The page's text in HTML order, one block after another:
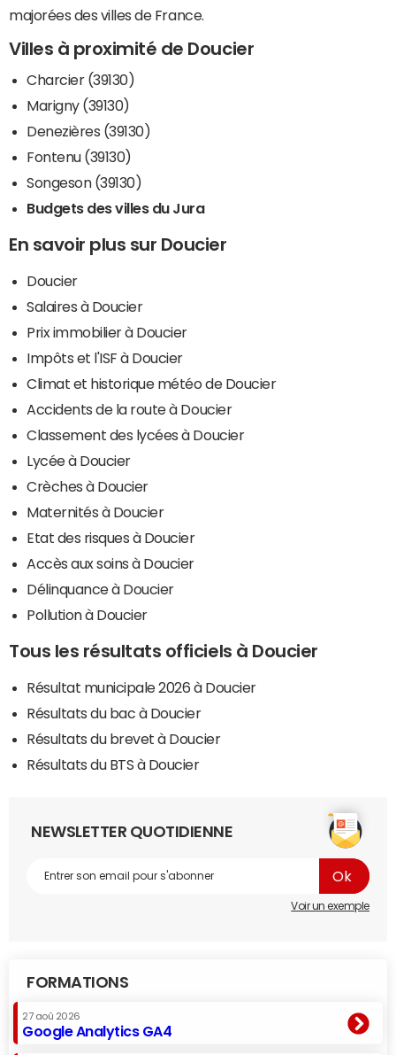
majorées des villes de France.
Villes à proximité de Doucier
Charcier (39130)
Marigny (39130)
Denezières (39130)
Fontenu (39130)
Songeson (39130)
Budgets des villes du Jura
En savoir plus sur Doucier
Doucier
Salaires à Doucier
Prix immobilier à Doucier
Impôts et l'ISF à Doucier
Climat et historique météo de Doucier
Accidents de la route à Doucier
Classement des lycées à Doucier
Lycée à Doucier
Crèches à Doucier
Maternités à Doucier
Etat des risques à Doucier
Accès aux soins à Doucier
Délinquance à Doucier
Pollution à Doucier
Tous les résultats officiels à Doucier
Résultat municipale 2026 à Doucier
Résultats du bac à Doucier
Résultats du brevet à Doucier
Résultats du BTS à Doucier
NEWSLETTER QUOTIDIENNE
Voir un exemple
FORMATIONS
27 aoû 2026
Google Analytics GA4